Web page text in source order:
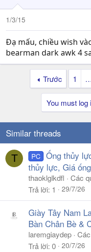
Hay để undine water
À mọi người ai có
rank mình tầm 1k4-
1/3/15
Đạ mấu, chiều wish
bearman dark awk 4
Trước 1
You must log
Similar threads
T PC Ống thủy
thủy lực, Giá
thaoklglkdfl
Các
Trả lời 1 29/7/26
Giày Tây Nam
Bàn Chân Bè &
laremgiaydep
Trả lời 0 20/7/26